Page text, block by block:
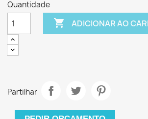
Quantidade
 ADICIONAR AO
Partilhar